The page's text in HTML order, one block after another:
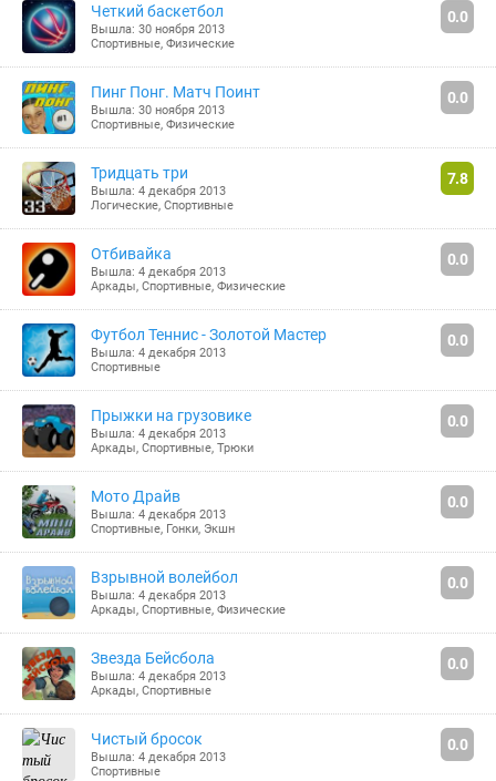
Четкий баскетбол
Вышла: 30 ноября 2013
Спортивные, Физические
0.0
Пинг Понг. Матч Поинт
Вышла: 30 ноября 2013
Спортивные, Физические
0.0
Тридцать три
Вышла: 4 декабря 2013
Логические, Спортивные
7.8
Отбивайка
Вышла: 4 декабря 2013
Аркады, Спортивные, Физические
0.0
Футбол Теннис - Золотой Мастер
Вышла: 4 декабря 2013
Спортивные
0.0
Прыжки на грузовике
Вышла: 4 декабря 2013
Аркады, Спортивные, Трюки
0.0
Мото Драйв
Вышла: 4 декабря 2013
Спортивные, Гонки, Экшн
0.0
Взрывной волейбол
Вышла: 4 декабря 2013
Аркады, Спортивные, Физические
0.0
Звезда Бейсбола
Вышла: 4 декабря 2013
Аркады, Спортивные
0.0
Чистый бросок
Вышла: 4 декабря 2013
Спортивные
0.0